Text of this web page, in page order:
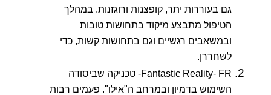
גם בעוררות יתר, קופצנות ורוגזנות. במהלך
הטיפול מתבצע מיקוד בתחושות טובות
ובמשאבים רגשיים וגם בתחושות קשות, כדי
לשחררן.
Fantastic Reality- FR- טכניקה שביסודה
השימוש בדמיון ובמרחב ה"אילו". פעמים רבות